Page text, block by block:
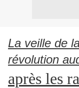
La veille de
révolution
après les